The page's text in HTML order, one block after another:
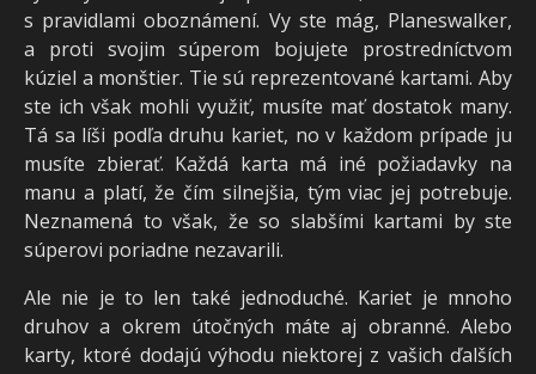
s pravidlami oboznámení. Vy ste mág, Planeswalker,
a proti svojim súperom bojujete prostredníctvom
kúziel a monštier. Tie sú reprezentované kartami. Aby
ste ich však mohli využiť, musíte mať dostatok many.
Tá sa líši podľa druhu kariet, no v každom prípade ju
musíte zbierať. Každá karta má iné požiadavky na
manu a platí, že čím silnejšia, tým viac jej potrebuje.
Neznamená to však, že so slabšími kartami by ste
súperovi poriadne nezavarili.
Ale nie je to len také jednoduché. Kariet je mnoho
druhov a okrem útočných máte aj obranné. Alebo
karty, ktoré dodajú výhodu niektorej z vašich ďalších